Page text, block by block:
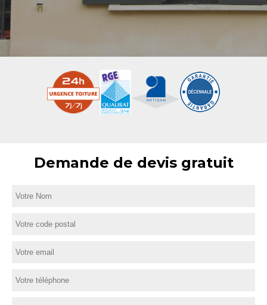
Demande de devis gratuit